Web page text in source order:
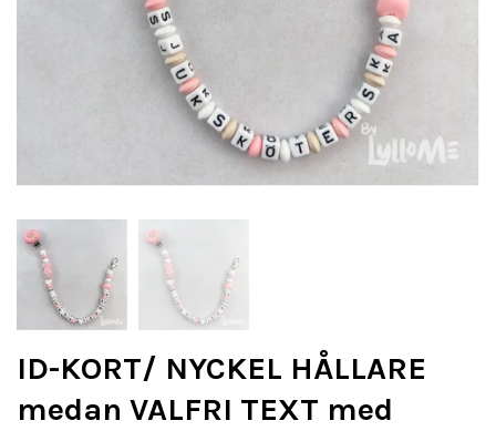
ID-KORT/ NYCKEL HÅLLARE
medan VALFRI TEXT med